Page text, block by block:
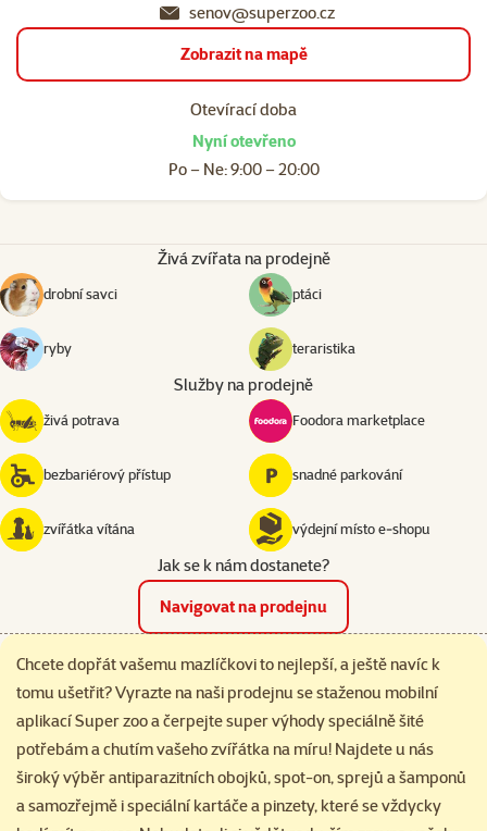
senov@superzoo.cz
Zobrazit na mapě
Otevírací doba
Nyní otevřeno
Po – Ne: 9:00 – 20:00
Živá zvířata na prodejně
drobní savci ptáci
ryby teraristika
Služby na prodejně
živá potrava Foodora marketplace
bezbariérový přístup snadné parkování
zvířátka vítána výdejní místo e‑shopu
Jak se k nám dostanete?
Navigovat na prodejnu
Chcete dopřát vašemu mazlíčkovi to nejlepší, a ještě navíc k
tomu ušetřit? Vyrazte na naši prodejnu se staženou mobilní
aplikací Super zoo a čerpejte super výhody speciálně šité
potřebám a chutím vašeho zvířátka na míru! Najdete u nás
široký výběr antiparazitních obojků, spot-on, sprejů a šamponů
a samozřejmě i speciální kartáče a pinzety, které se vždycky